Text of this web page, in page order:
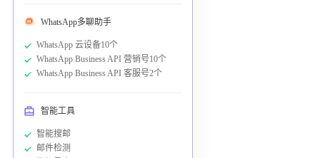
WhatsApp多聊助手
WhatsApp 云设备10个
WhatsApp Business API 营销号10个
WhatsApp Business API 客服号2个
智能工具
智能搜邮
邮件检测